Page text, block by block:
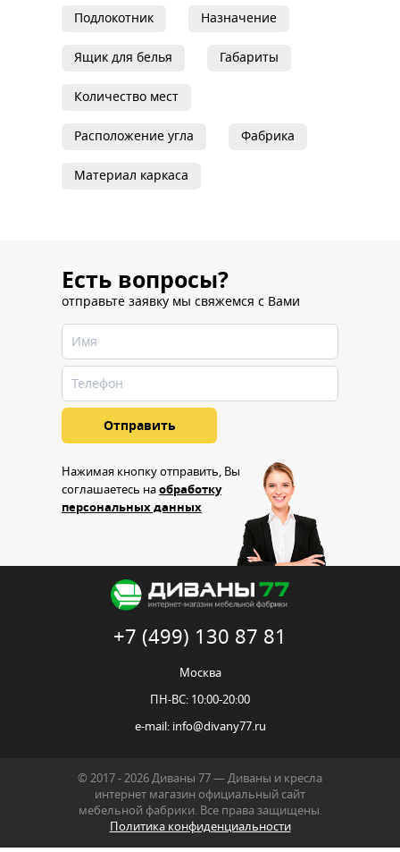
Подлокотник Назначение
Ящик для белья Габариты
Количество мест
Расположение угла Фабрика
Материал каркаса
Есть вопросы?
отправьте заявку мы свяжемся с Вами
Нажимая кнопку отправить, Вы
соглашаетесь наобработку
персональных данных
+7 (499) 130 87 81
Москва
ПН-ВС: 10:00-20:00
e-mail: info@divany77.ru
© 2017 - 2026 Диваны 77 — Диваны и кресла
интернет магазин официальный сайт
мебельной фабрики. Все права защищены.
Политика конфиденциальности